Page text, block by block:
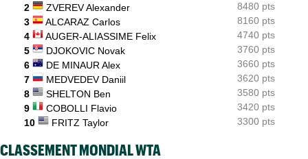
11:04
Carnet Rose
Caroline Garcia est désormais maman d’un petit Pablo
10:51
Grodzisk Mazowiecki (CH)
Mathys Erhard s'offre Dzumhur et cible les demi-finales
2
ZVEREV Alexander
8480 pts
3
ALCARAZ Carlos
8160 pts
4
AUGER-ALIASSIME Felix
4740 pts
5
DJOKOVIC Novak
3760 pts
6
DE MINAUR Alex
3660 pts
7
MEDVEDEV Daniil
3620 pts
8
SHELTON Ben
3580 pts
9
COBOLLI Flavio
3420 pts
10
FRITZ Taylor 3300 pts
CLASSEMENT MONDIAL WTA